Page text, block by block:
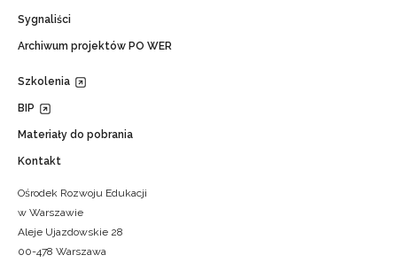
Sygnaliści
Archiwum projektów PO WER
Szkolenia
BIP
Materiały do pobrania
Kontakt
Ośrodek Rozwoju Edukacji
w Warszawie
Aleje Ujazdowskie 28
00-478 Warszawa